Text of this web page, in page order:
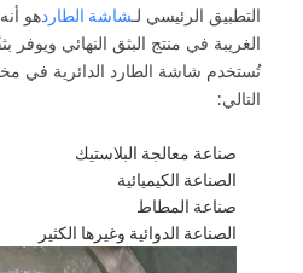
التطبيق الرئيسي لـشاشة الطاردهو
الغريبة في منتج البثق النهائي ويوفر
تُستخدم شاشة الطارد الدائرية في
التالي:
صناعة معالجة البلاستيك
الصناعة الكيميائية
صناعة المطاط
الصناعة الدوائية وغيرها الكثير